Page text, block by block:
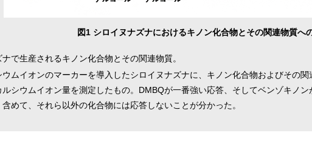
図1 シロイヌナズナにおけるキノン化合物とその関連物質へ
で生産されるキノン化合物とその関連物質。
ムイオンのマーカーを導入したシロイヌナズナに、キノン化合物およびその
ルシウムイオン量を測定したもの。DMBQが一番強い応答、そしてベンゾキノ
めて、それら以外の化合物には応答しないことが分かった。